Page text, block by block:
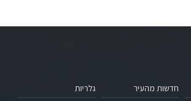
חדשות מהעיר
גלריות